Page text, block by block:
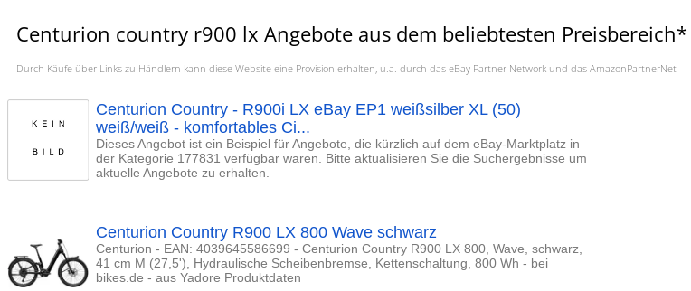
Centurion country r900 lx Angebote aus dem beliebtesten Preisbereich*
Durch Käufe über Links zu Händlern kann diese Website eine Provision erhalten, u.a. durch das eBay Partner Network und das AmazonPartnerNet
Centurion Country - R900i LX eBay EP1 weißsilber XL (50)
weiß/weiß - komfortables Ci...
Dieses Angebot ist ein Beispiel für Angebote, die kürzlich auf dem eBay-Marktplatz in
der Kategorie 177831 verfügbar waren. Bitte aktualisieren Sie die Suchergebnisse um
aktuelle Angebote zu erhalten.
Centurion Country R900 LX 800 Wave schwarz
Centurion - EAN: 4039645586699 - Centurion Country R900 LX 800, Wave, schwarz,
41 cm M (27,5'), Hydraulische Scheibenbremse, Kettenschaltung, 800 Wh - bei
bikes.de - aus Yadore Produktdaten